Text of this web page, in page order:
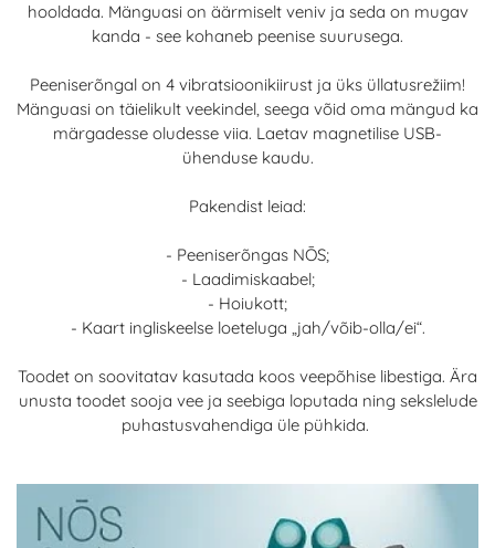
hooldada. Mänguasi on äärmiselt veniv ja seda on mugav
kanda - see kohaneb peenise suurusega.
Peeniserõngal on 4 vibratsioonikiirust ja üks üllatusrežiim!
Mänguasi on täielikult veekindel, seega võid oma mängud ka
märgadesse oludesse viia. Laetav magnetilise USB-
ühenduse kaudu.
Pakendist leiad:
- Peeniserõngas NŌS;
- Laadimiskaabel;
- Hoiukott;
- Kaart ingliskeelse loeteluga „jah/võib-olla/ei“.
Toodet on soovitatav kasutada koos veepõhise libestiga. Ära
unusta toodet sooja vee ja seebiga loputada ning sekslelude
puhastusvahendiga üle pühkida.